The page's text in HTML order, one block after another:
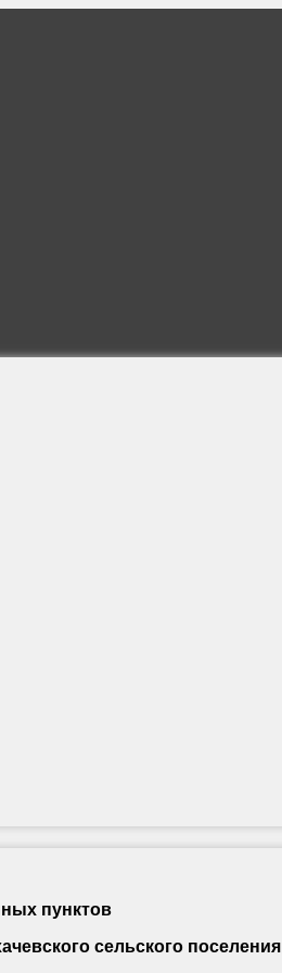
пунктов
сельского поселения